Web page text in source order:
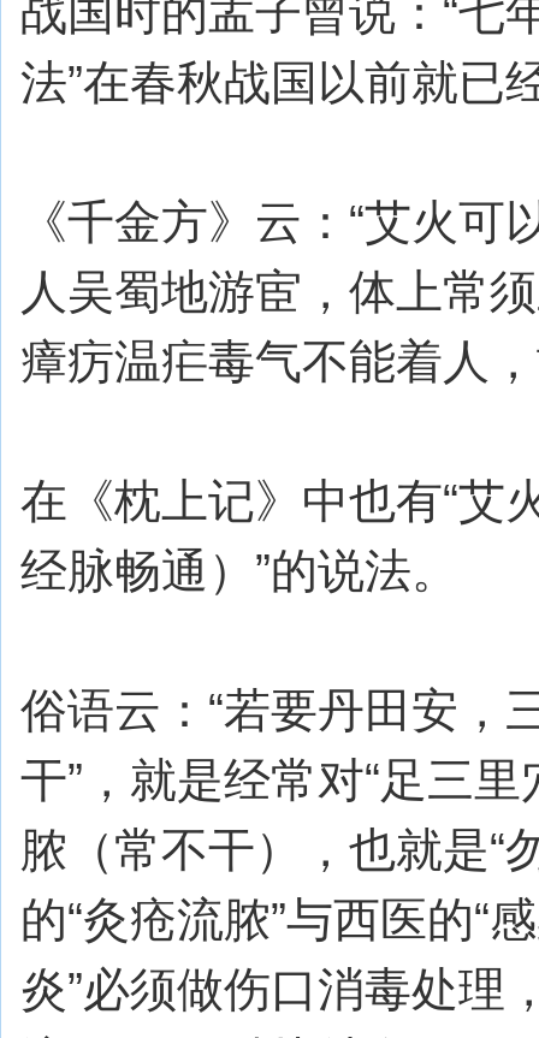
战国时的孟子曾说：“七
法”在春秋战国以前就已
《千金方》云：“艾火可
人吴蜀地游宦，体上常
瘴疠温疟毒气不能着人
在《枕上记》中也有“艾
经脉畅通）”的说法。
俗语云：“若要丹田安，
干”，就是经常对“足三
脓（常不干），也就是“
的“灸疮流脓”与西医的“
炎”必须做伤口消毒处理